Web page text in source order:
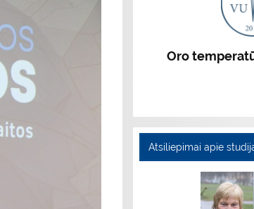
Oro
Atsiliepimai apie